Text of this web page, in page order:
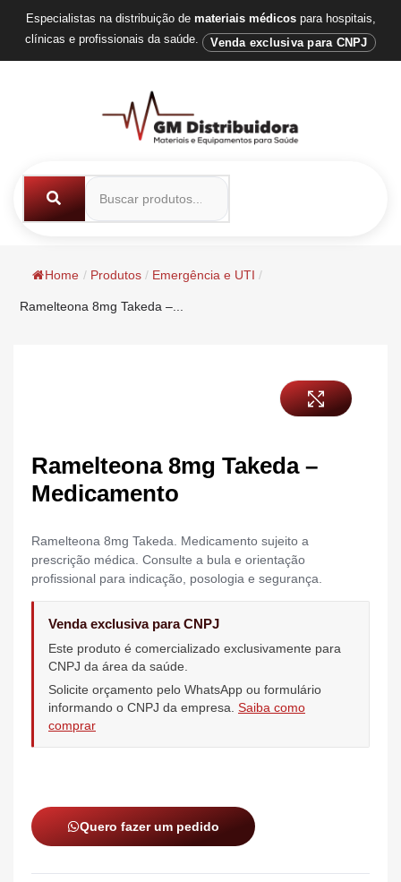
Especialistas na distribuição de materiais médicospara hospitais,
clínicas e profissionais da saúde.
Venda exclusiva para CNPJ
Home / Produtos / Emergência e UTI /
Ramelteona 8mg Takeda –...
Ramelteona 8mg Takeda –
Medicamento
Ramelteona 8mg Takeda. Medicamento sujeito a
prescrição médica. Consulte a bula e orientação
profissional para indicação, posologia e segurança.
Venda exclusiva para CNPJ
Este produto é comercializado exclusivamente para
CNPJ da área da saúde.
Solicite orçamento pelo WhatsApp ou formulário
informando o CNPJ da empresa. Saiba como
comprar
Quero fazer um pedido